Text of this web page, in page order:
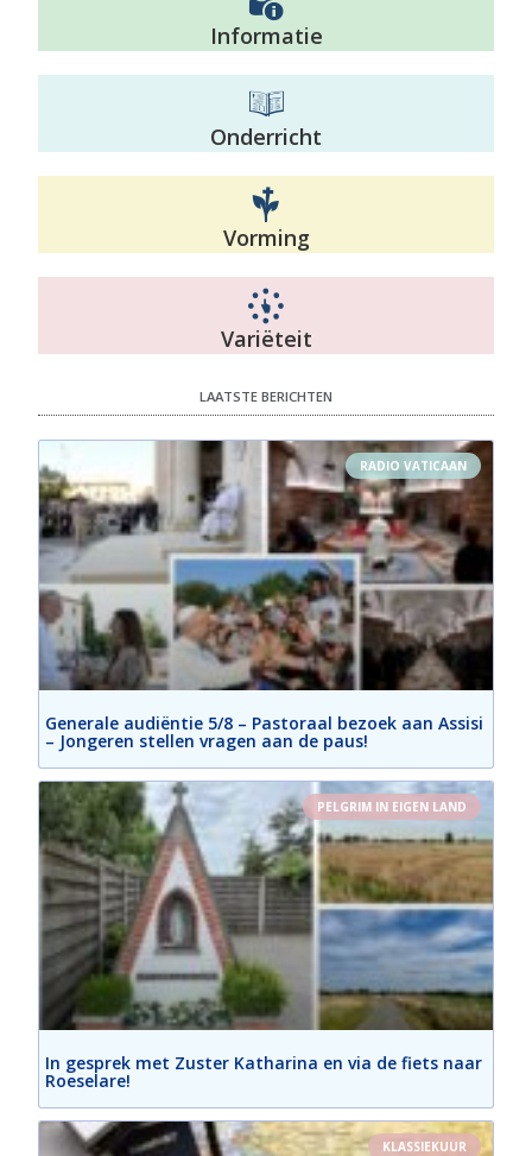
Informatie
Onderricht
Vorming
Variëteit
LAATSTE BERICHTEN
RADIO VATICAAN
Generale audiëntie 5/8 – Pastoraal bezoek aan Assisi
– Jongeren stellen vragen aan de paus!
PELGRIM IN EIGEN LAND
In gesprek met Zuster Katharina en via de fiets naar
Roeselare!
KLASSIEKUUR